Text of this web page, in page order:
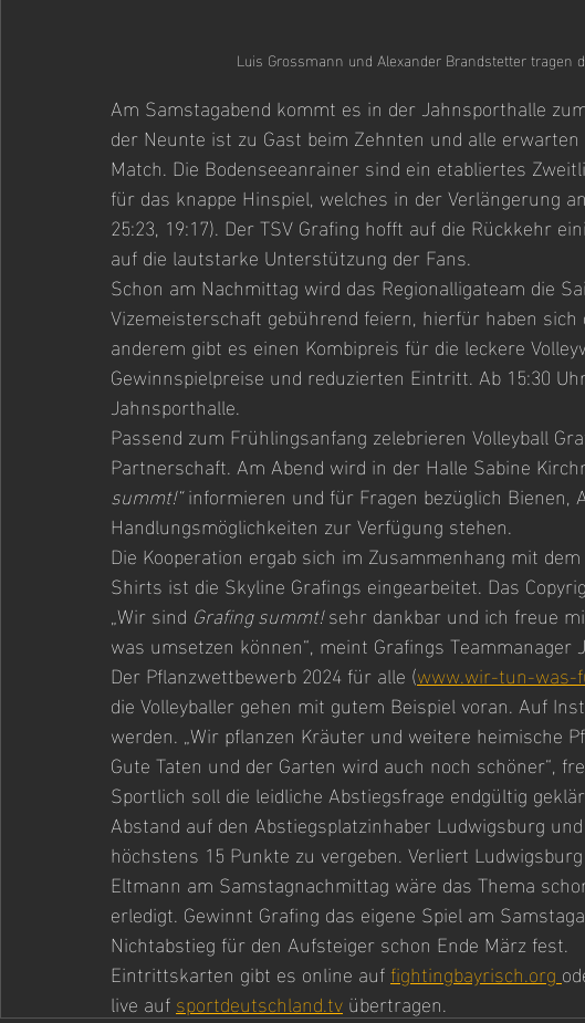
Luis Grossmann und Alexander Brandstetter tragen
Am Samstagabend kommt es in der Jahnsporthalle
der Neunte ist zu Gast beim Zehnten und alle
Match. Die Bodenseeanrainer sind ein etabliertes
für das knappe Hinspiel, welches in der Verlängerung
25:23, 19:17). Der TSV Grafing hofft auf die Rückkehr
auf die lautstarke Unterstützung der Fans.
Schon am Nachmittag wird das Regionalligateam die
Vizemeisterschaft gebührend feiern, hierfür haben
anderem gibt es einen Kombipreis für die leckere
Gewinnspielpreise und reduzierten Eintritt. Ab 15:30
Jahnsporthalle.
Passend zum Frühlingsanfang zelebrieren Volleyball
Partnerschaft. Am Abend wird in der Halle Sabine
summt!“ informieren und für Fragen bezüglich Bienen,
Handlungsmöglichkeiten zur Verfügung stehen.
Die Kooperation ergab sich im Zusammenhang mit
Shirts ist die Skyline Grafings eingearbeitet. Das
„Wir sind Grafing summt! sehr dankbar und ich freue
was umsetzen können“, meint Grafings Teammanager
Der Pflanzwettbewerb 2024 für alle (www.wir-tun-was-
die Volleyballer gehen mit gutem Beispiel voran. Auf
werden. „Wir pflanzen Kräuter und weitere heimische
Gute Taten und der Garten wird auch noch schöner“,
Sportlich soll die leidliche Abstiegsfrage endgültig
Abstand auf den Abstiegsplatzinhaber Ludwigsburg
höchstens 15 Punkte zu vergeben. Verliert
Eltmann am Samstagnachmittag wäre das Thema
erledigt. Gewinnt Grafing das eigene Spiel am
Nichtabstieg für den Aufsteiger schon Ende März fest.
Eintrittskarten gibt es online auf fightingbayrisch.org
live auf sportdeutschland.tv übertragen.